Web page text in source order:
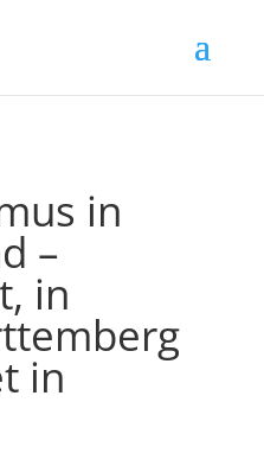
in
–
in
in